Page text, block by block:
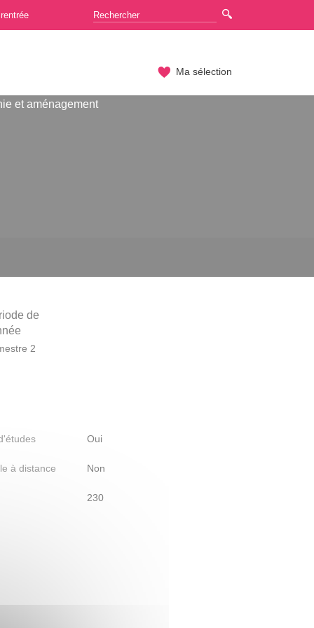
Ma sélection
et aménagement
de
2
Oui
à distance Non
230